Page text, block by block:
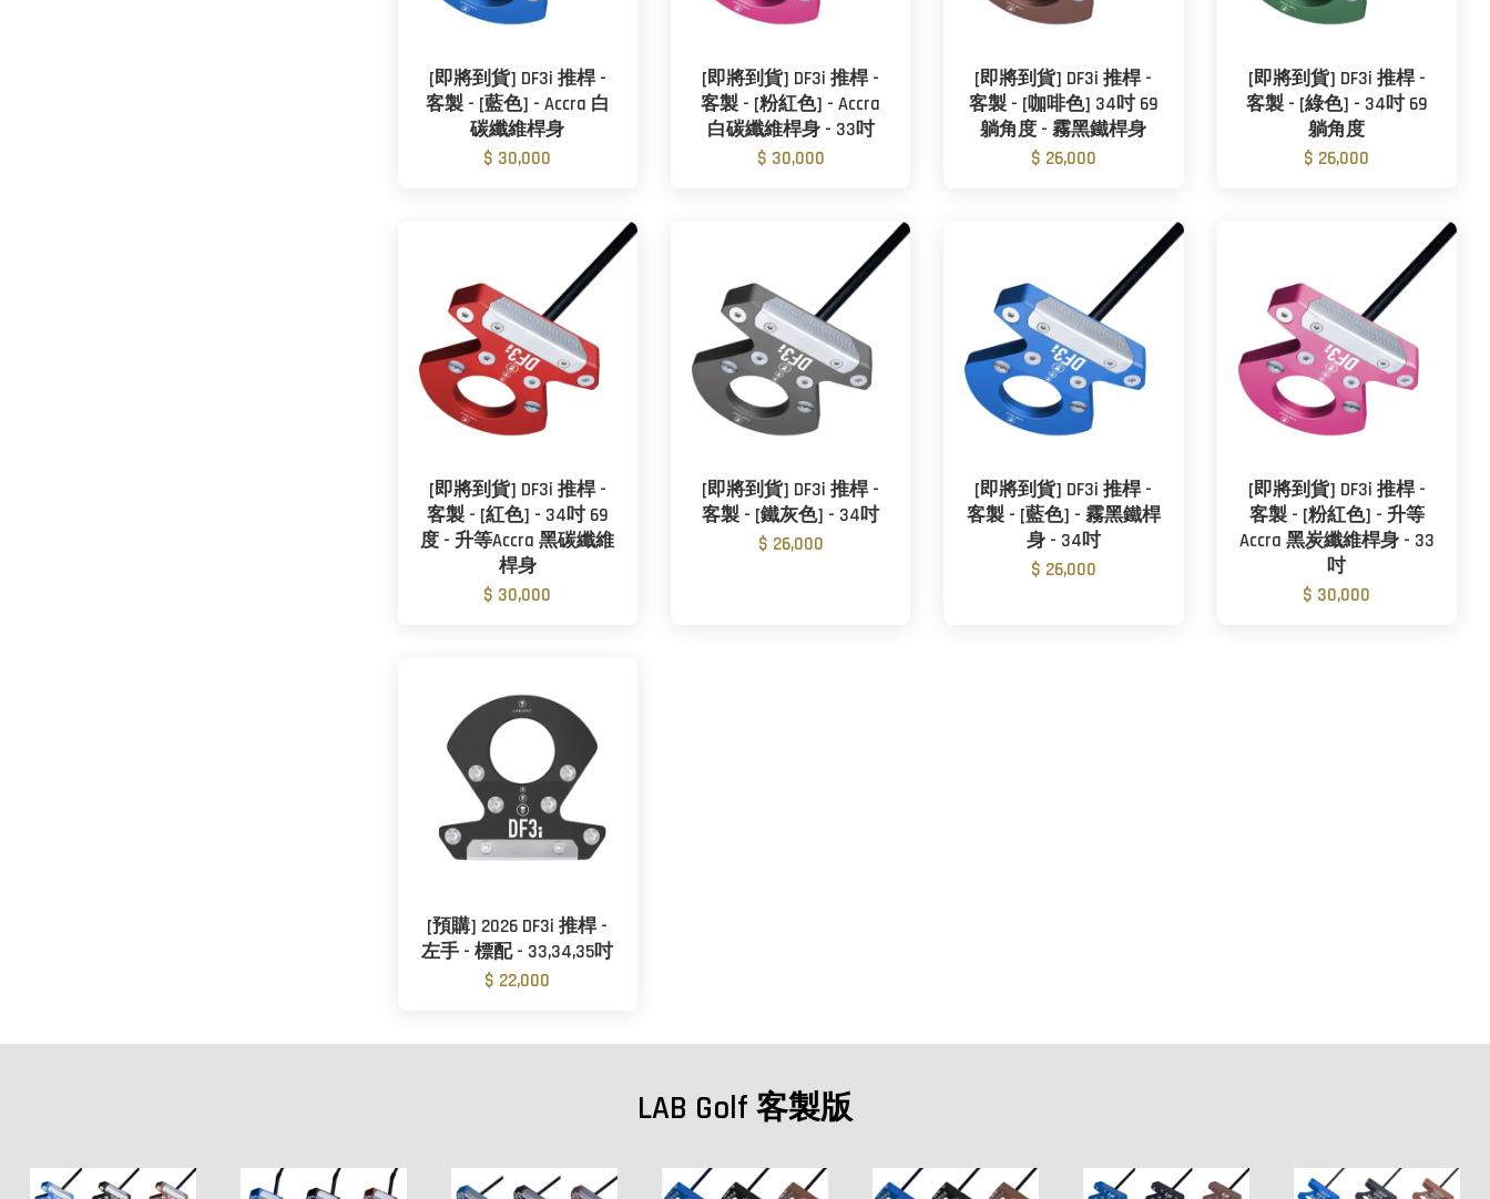
[即將到貨] DF3i 推桿 -
客製 - [藍色] - Accra 白
碳纖維桿身
$ 30,000
[即將到貨] DF3i 推桿 -
客製 - [粉紅色] - Accra
白碳纖維桿身 - 33吋
$ 30,000
[即將到貨] DF3i 推桿 -
客製 - [咖啡色] 34吋 69
躺角度 - 霧黑鐵桿身
$ 26,000
[即將到貨] DF3i 推桿 -
客製 - [綠色] - 34吋 69
躺角度
$ 26,000
[即將到貨] DF3i 推桿 -
客製 - [紅色] - 34吋 69
度 - 升等Accra 黑碳纖維
桿身
$ 30,000
[即將到貨] DF3i 推桿 -
客製 - [鐵灰色] - 34吋
$ 26,000
[即將到貨] DF3i 推桿 -
客製 - [藍色] - 霧黑鐵桿
身 - 34吋
$ 26,000
[即將到貨] DF3i 推桿 -
客製 - [粉紅色] - 升等
Accra 黑炭纖維桿身 - 33
吋
$ 30,000
[預購] 2026 DF3i 推桿 -
左手 - 標配 - 33,34,35吋
$ 22,000
LAB Golf 客製版